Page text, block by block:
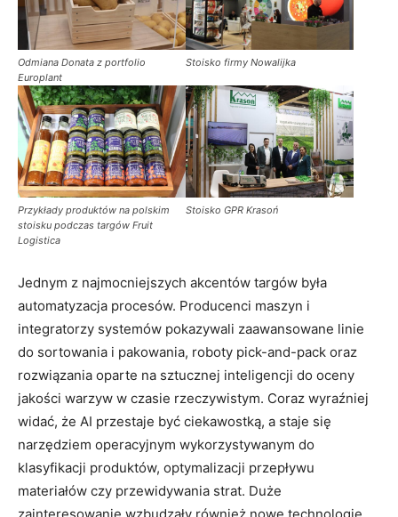
Odmiana Donata z portfolio
Europlant
Stoisko firmy Nowalijka
Przykłady produktów na polskim
stoisku podczas targów Fruit
Logistica
Stoisko GPR Krasoń
Jednym z najmocniejszych akcentów targów była
automatyzacja procesów. Producenci maszyn i
integratorzy systemów pokazywali zaawansowane linie
do sortowania i pakowania, roboty pick-and-pack oraz
rozwiązania oparte na sztucznej inteligencji do oceny
jakości warzyw w czasie rzeczywistym. Coraz wyraźniej
widać, że AI przestaje być ciekawostką, a staje się
narzędziem operacyjnym wykorzystywanym do
klasyfikacji produktów, optymalizacji przepływu
materiałów czy przewidywania strat. Duże